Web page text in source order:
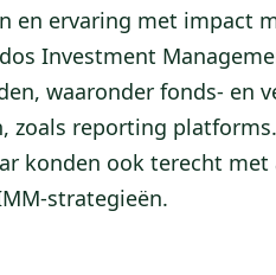
en ervaring met impact
Investment
waaronder fonds- en
zoals reporting platforms
konden ook terecht met
strategieën.